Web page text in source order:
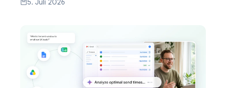
5. Juli 2026